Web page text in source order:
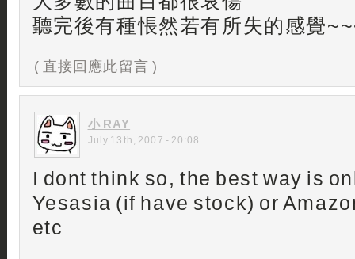
聽完後有種悵然若有所失的感覺
( 直接回應此留言 )
小 RAY
July 13th, 2007 - 20:08
I dont think so, the best way is
Yesasia (if have stock) or
etc